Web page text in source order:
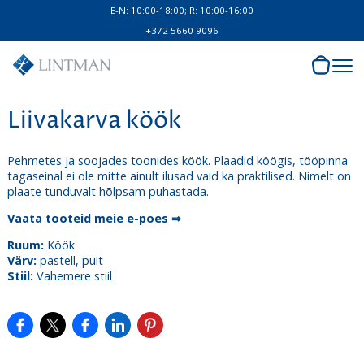
E-N: 10:00-18:00; R: 10:00-16:00
+372 5660 9096
Liivakarva köök
Pehmetes ja soojades toonides köök. Plaadid köögis, tööpinna
tagaseinal ei ole mitte ainult ilusad vaid ka praktilised. Nimelt on
plaate tunduvalt hõlpsam puhastada.
Vaata tooteid meie e-poes ⇒
Ruum:Köök
Värv:pastell, puit
Stiil:Vahemere stiil